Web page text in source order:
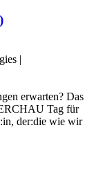
|
erwarten? Das
Tag für
der:die wie wir